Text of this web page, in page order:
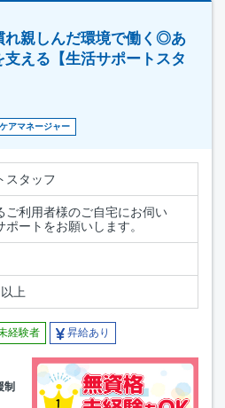
れ親しんだ環境で働く◎あ
える【生活サポートスタ
アマネージャー
スタッフ
ご利用者様のご自宅にお伺い
ポートをお願いします。
上
経験者 昇給あり
制